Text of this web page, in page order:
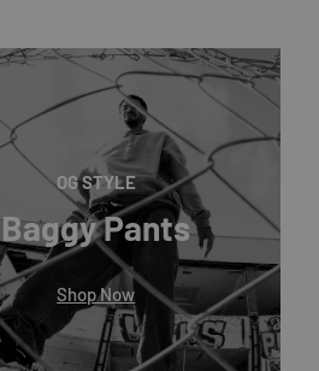
OG STYLE
Baggy Pants
Shop Now